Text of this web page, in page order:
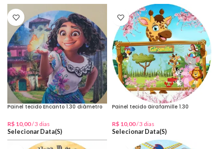
Painel tecido Encanto 1.30 diâmetro
R$ 10,00/ 3 dias
Selecionar Data(s)
Painel tecido Girafamille 1.30
R$ 10,00/ 3 dias
Selecionar Data(s)